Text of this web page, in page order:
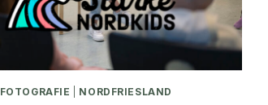
FOTOGRAFIE NORDFRIESLAND